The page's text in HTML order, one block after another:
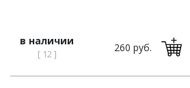
в наличии
[ 12 ]
260 руб.